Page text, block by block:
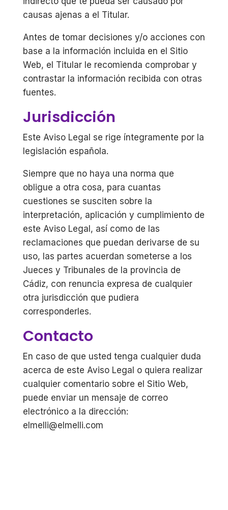
causas ajenas a el Titular.
Antes de tomar decisiones y/o acciones con
base a la información incluida en el Sitio
Web, el Titular le recomienda comprobar y
contrastar la información recibida con otras
fuentes.
Jurisdicción
Este Aviso Legal se rige íntegramente por la
legislación española.
Siempre que no haya una norma que
obligue a otra cosa, para cuantas
cuestiones se susciten sobre la
interpretación, aplicación y cumplimiento de
este Aviso Legal, así como de las
reclamaciones que puedan derivarse de su
uso, las partes acuerdan someterse a los
Jueces y Tribunales de la provincia de
Cádiz, con renuncia expresa de cualquier
otra jurisdicción que pudiera
corresponderles.
Contacto
En caso de que usted tenga cualquier duda
acerca de este Aviso Legal o quiera realizar
cualquier comentario sobre el Sitio Web,
puede enviar un mensaje de correo
electrónico a la dirección:
elmelli@elmelli.com